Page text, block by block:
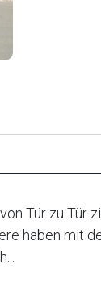
Tür zu Tür
haben mit